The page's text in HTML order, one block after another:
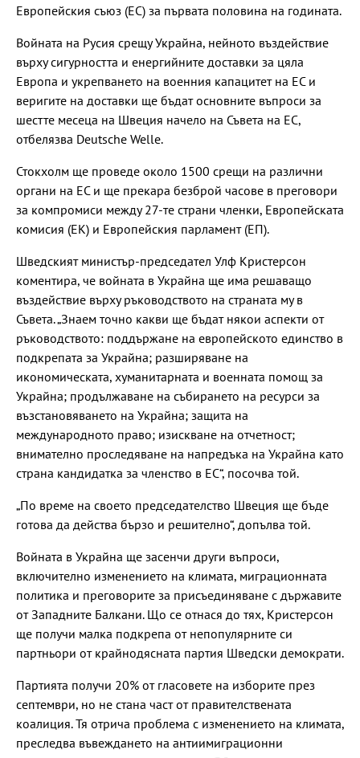
Европейския съюз (ЕС) за първата половина на годината.
Войната на Русия срещу Украйна, нейното въздействие
върху сигурността и енергийните доставки за цяла
Европа и укрепването на военния капацитет на ЕС и
веригите на доставки ще бъдат основните въпроси за
шестте месеца на Швеция начело на Съвета на ЕС,
отбелязва Deutsche Welle.
Стокхолм ще проведе около 1500 срещи на различни
органи на ЕС и ще прекара безброй часове в преговори
за компромиси между 27-те страни членки, Европейската
комисия (ЕК) и Европейския парламент (ЕП).
Шведският министър-председател Улф Кристерсон
коментира, че войната в Украйна ще има решаващо
въздействие върху ръководството на страната му в
Съвета. „Знаем точно какви ще бъдат някои аспекти от
ръководството: поддържане на европейското единство в
подкрепата за Украйна; разширяване на
икономическата, хуманитарната и военната помощ за
Украйна; продължаване на събирането на ресурси за
възстановяването на Украйна; защита на
международното право; изискване на отчетност;
внимателно проследяване на напредъка на Украйна като
страна кандидатка за членство в ЕС“, посочва той.
„По време на своето председателство Швеция ще бъде
готова да действа бързо и решително“, допълва той.
Войната в Украйна ще засенчи други въпроси,
включително изменението на климата, миграционната
политика и преговорите за присъединяване с държавите
от Западните Балкани. Що се отнася до тях, Кристерсон
ще получи малка подкрепа от непопулярните си
партньори от крайнодясната партия Шведски демократи.
Партията получи 20% от гласовете на изборите през
септември, но не стана част от правителствената
коалиция. Тя отрича проблема с изменението на климата,
преследва въвеждането на антиимиграционни